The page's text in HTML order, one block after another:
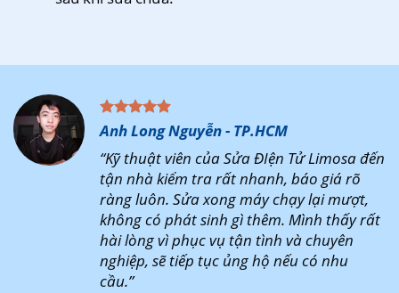
Anh Long Nguyễn - TP.HCM
“Kỹ thuật viên của Sửa ĐIện Tử Limosa đến
tận nhà kiểm tra rất nhanh, báo giá rõ
ràng luôn. Sửa xong máy chạy lại mượt,
không có phát sinh gì thêm. Mình thấy rất
hài lòng vì phục vụ tận tình và chuyên
nghiệp, sẽ tiếp tục ủng hộ nếu có nhu
cầu.”